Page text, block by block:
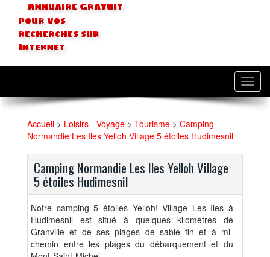
Annuaire Gratuit
pour vos
recherches sur
Internet
Accueil > Loisirs - Voyage > Tourisme > Camping
Normandie Les Iles Yelloh Village 5 étoiles Hudimesnil
Camping Normandie Les Iles Yelloh Village
5 étoiles Hudimesnil
Notre camping 5 étoiles Yelloh! Village Les Iles à
Hudimesnil est situé à quelques kilomètres de
Granville et de ses plages de sable fin et à mi-
chemin entre les plages du débarquement et du